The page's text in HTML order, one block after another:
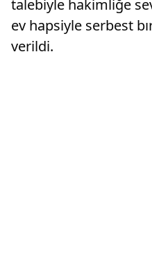
talebiyle hakimliğe
ev hapsiyle serbest
verildi.